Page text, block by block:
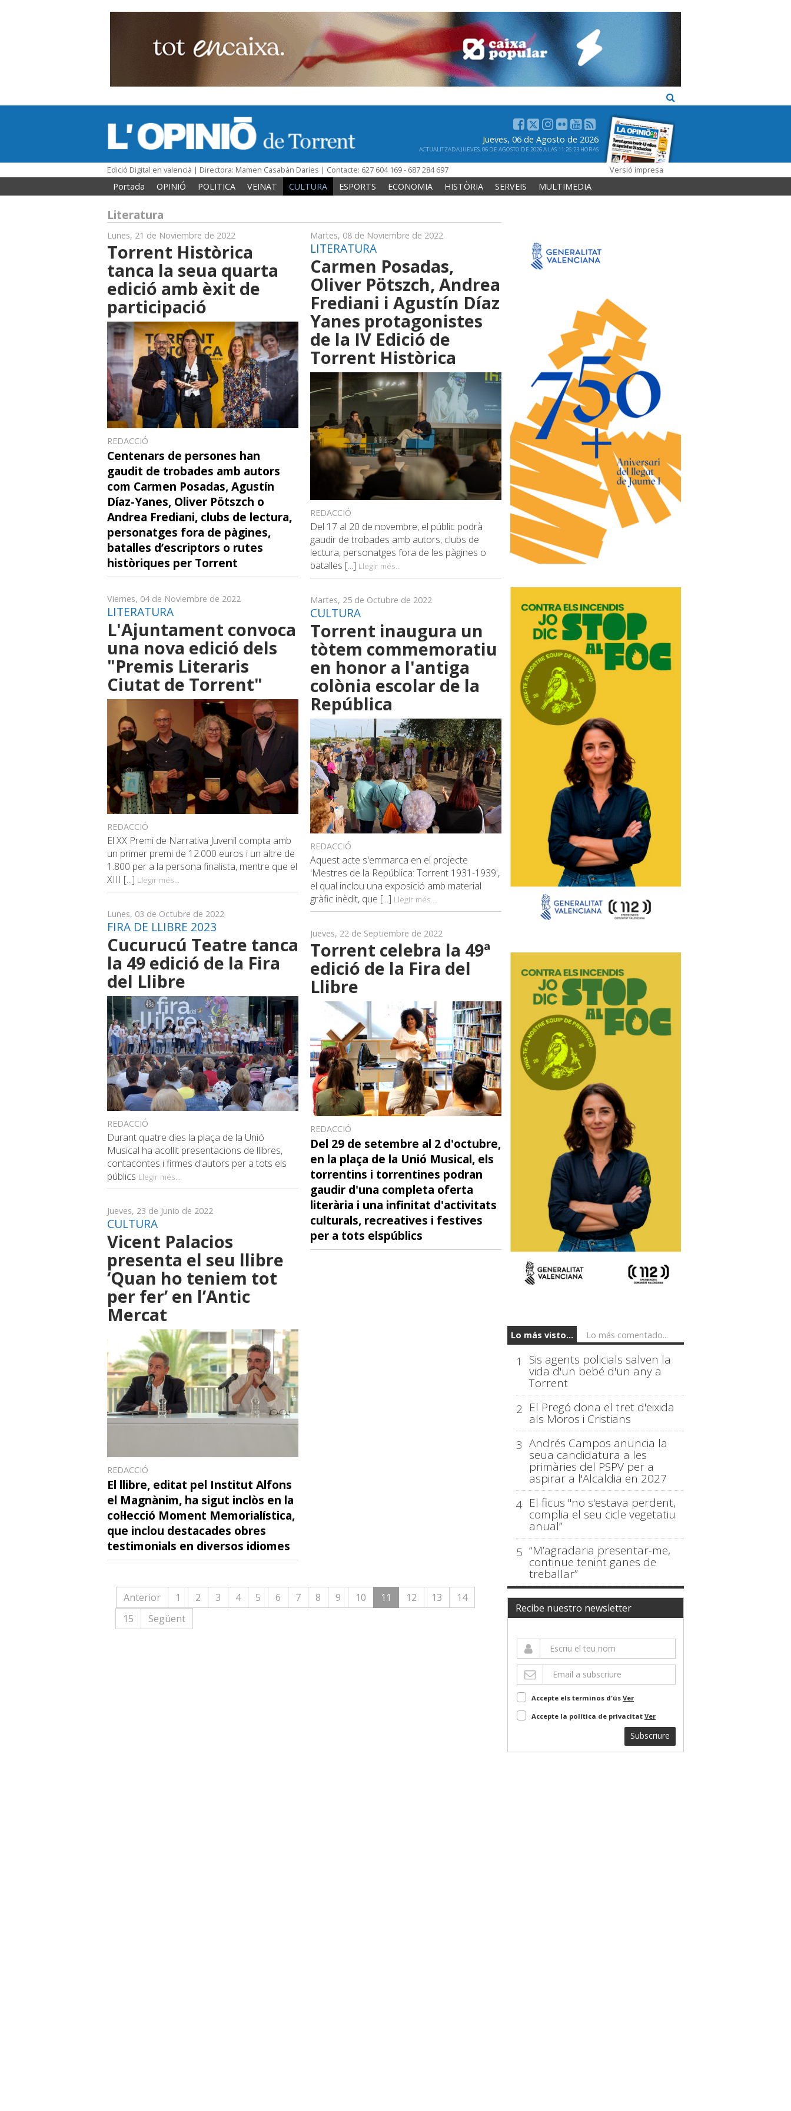
Jueves, 06 de Agosto de 2026
ACTUALITZADA JUEVES, 06 DE AGOSTO DE 2026 A LAS 11:26:23 HORAS
Edició Digital en valencià | Directora: Mamen Casabán Daries | Contacte: 627 604 169 - 687 284 697 Versió impresa
Portada OPINIÓ POLITICA VEINAT CULTURA ESPORTS ECONOMIA HISTÒRIA SERVEIS MULTIMEDIA
Literatura
Lunes, 21 de Noviembre de 2022
Torrent Històrica
tanca la seua quarta
edició amb èxit de
participació
REDACCIÓ
Centenars de persones han
gaudit de trobades amb autors
com Carmen Posadas, Agustín
Díaz-Yanes, Oliver Pötszch o
Andrea Frediani, clubs de lectura,
personatges fora de pàgines,
batalles d’escriptors o rutes
històriques per Torrent
Viernes, 04 de Noviembre de 2022
LITERATURA
L'Ajuntament convoca
una nova edició dels
"Premis Literaris
Ciutat de Torrent"
REDACCIÓ
El XX Premi de Narrativa Juvenil compta amb
un primer premi de 12.000 euros i un altre de
1.800 per a la persona finalista, mentre que el
XIII [...] Llegir més...
Lunes, 03 de Octubre de 2022
FIRA DE LLIBRE 2023
Cucurucú Teatre tanca
la 49 edició de la Fira
del Llibre
REDACCIÓ
Durant quatre dies la plaça de la Unió
Musical ha acollit presentacions de llibres,
contacontes i firmes d'autors per a tots els
públics Llegir més...
Jueves, 23 de Junio de 2022
CULTURA
Vicent Palacios
presenta el seu llibre
‘Quan ho teniem tot
per fer’ en l’Antic
Mercat
REDACCIÓ
El llibre, editat pel Institut Alfons
el Magnànim, ha sigut inclòs en la
col·lecció Moment Memorialística,
que inclou destacades obres
testimonials en diversos idiomes
Martes, 08 de Noviembre de 2022
LITERATURA
Carmen Posadas,
Oliver Pötszch, Andrea
Frediani i Agustín Díaz
Yanes protagonistes
de la IV Edició de
Torrent Històrica
REDACCIÓ
Del 17 al 20 de novembre, el públic podrà
gaudir de trobades amb autors, clubs de
lectura, personatges fora de les pàgines o
batalles [...] Llegir més...
Martes, 25 de Octubre de 2022
CULTURA
Torrent inaugura un
tòtem commemoratiu
en honor a l'antiga
colònia escolar de la
República
REDACCIÓ
Aquest acte s'emmarca en el projecte
'Mestres de la República: Torrent 1931-1939',
el qual inclou una exposició amb material
gràfic inèdit, que [...] Llegir més...
Jueves, 22 de Septiembre de 2022
Torrent celebra la 49ª
edició de la Fira del
Llibre
REDACCIÓ
Del 29 de setembre al 2 d'octubre,
en la plaça de la Unió Musical, els
torrentins i torrentines podran
gaudir d'una completa oferta
literària i una infinitat d'activitats
culturals, recreatives i festives
per a tots elspúblics
Anterior 1 2 3 4 5 6 7 8 9 10 11 12 13
14
15
Següent
Lo más visto... Lo más comentado...
1 Sis agents policials salven la
vida d'un bebé d'un any a
Torrent
2 El Pregó dona el tret d'eixida
als Moros i Cristians
3 Andrés Campos anuncia la
seua candidatura a les
primàries del PSPV per a
aspirar a l'Alcaldia en 2027
4 El ficus "no s'estava perdent,
complia el seu cicle vegetatiu
anual”
5 “M’agradaria presentar-me,
continue tenint ganes de
treballar”
Recibe nuestro newsletter
Accepte els terminos d'ús Ver
Accepte la política de privacitat Ver
Subscriure